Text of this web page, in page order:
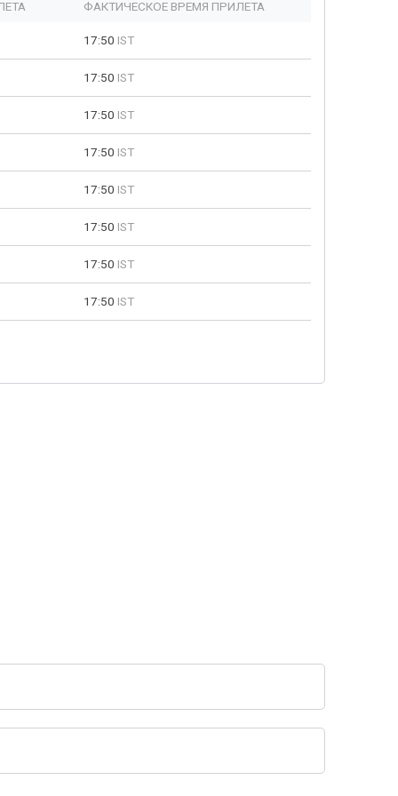
ФАКТИЧЕСКОЕ ВРЕМЯ ПРИЛЕТА
17:50 IST
17:50 IST
17:50 IST
17:50 IST
17:50 IST
17:50 IST
17:50 IST
17:50 IST